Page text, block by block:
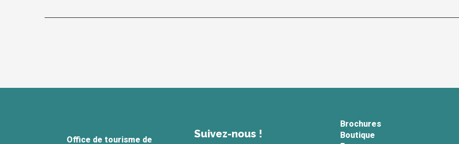
Office de tourisme de Suivez-nous !
Brochures
Boutique